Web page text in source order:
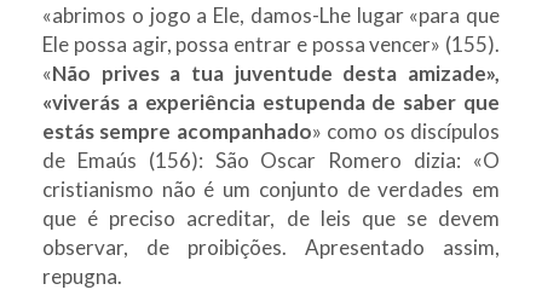
«abrimos o jogo a Ele, damos-Lhe lugar «para que
Ele possa agir, possa entrar e possa vencer» (155).
«Não prives a tua juventude desta amizade»,
«viverás a experiência estupenda de saber que
estás sempre acompanhado» como os discípulos
de Emaús (156): São Oscar Romero dizia: «O
cristianismo não é um conjunto de verdades em
que é preciso acreditar, de leis que se devem
observar, de proibições. Apresentado assim,
repugna.